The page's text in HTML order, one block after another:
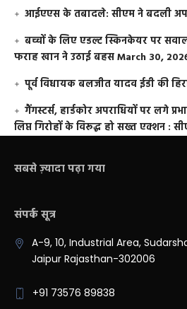
आईएएस के तबादले: सीएम ने बदली
बच्चों के लिए एडल्ट स्किनकेयर पर
फराह खान ने उठाई बहसMarch 30,
पूर्व विधायक बलजीत यादव ईडी की
गैंगस्टर्स, हार्डकोर अपराधियों पर लगे
लिप्त गिरोहों के विरूद्ध हो सख्त एक्शन :
सबसे ज़्यादा पढ़ा गया
संपर्क सूत्र
A-9, 10, Industrial Area,
Jaipur Rajasthan-302006
+91 73576 89838